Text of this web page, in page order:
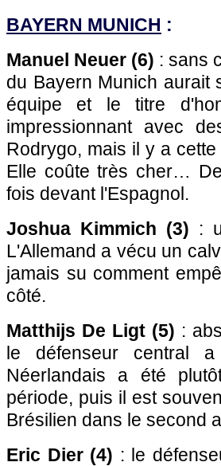
BAYERN MUNICH :
Manuel Neuer (6) : sans
du Bayern Munich aurait
équipe et le titre
impressionnant avec
Rodrygo, mais il y a
Elle coûte très cher…
fois devant l'Espagnol.
Joshua Kimmich (3) :
L'Allemand a vécu un
jamais su comment
côté.
Matthijs De Ligt (5) :
le défenseur central
Néerlandais a été
période, puis il est
Brésilien dans le second
Eric Dier (4) : le